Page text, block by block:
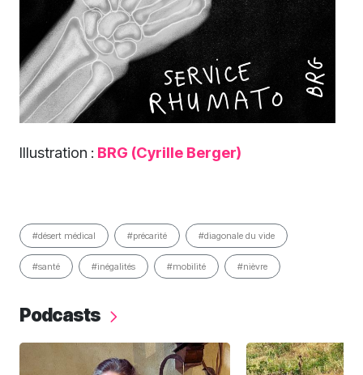
Illustration : BRG (Cyrille Berger)
#désert médical #précarité #diagonale du vide
#santé #inégalités #mobilité #nièvre
Podcasts